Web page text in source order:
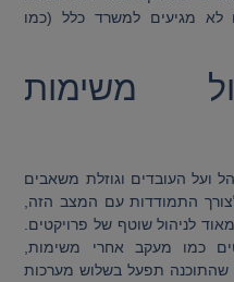
לא מגיעים למשרד כלל (כמו
משימות
ועל העובדים וגוזלת משאבים
התמודדות עם המצב הזה,
לניהול שוטף של פרויקטים.
כמו מעקב אחרי משימות,
שהתוכנה תפעל בשלוש מערכות